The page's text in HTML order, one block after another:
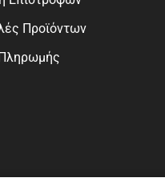
Προϊόντων